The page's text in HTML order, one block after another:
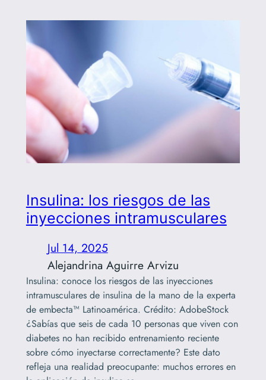
Insulina: los riesgos de las
inyecciones intramusculares
Jul 14, 2025
Alejandrina Aguirre Arvizu
Insulina: conoce los riesgos de las inyecciones
intramusculares de insulina de la mano de la experta
de embecta™ Latinoamérica. Crédito: AdobeStock
¿Sabías que seis de cada 10 personas que viven con
diabetes no han recibido entrenamiento reciente
sobre cómo inyectarse correctamente? Este dato
refleja una realidad preocupante: muchos errores en